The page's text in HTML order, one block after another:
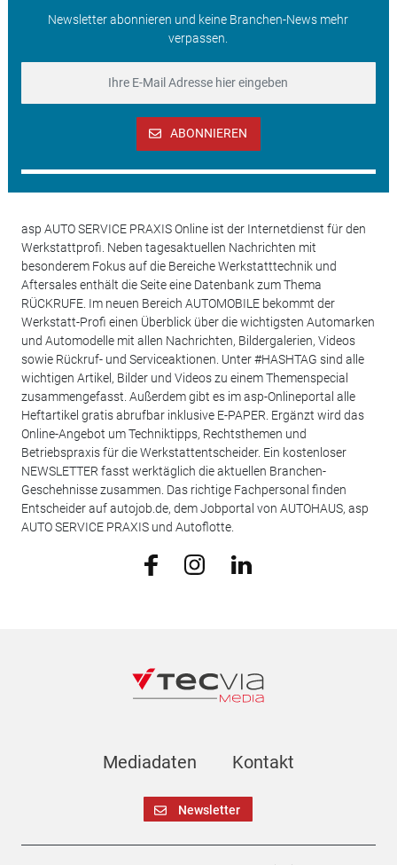
Newsletter abonnieren und keine Branchen-News mehr
verpassen.
ABONNIEREN
asp AUTO SERVICE PRAXIS Online ist der Internetdienst für den
Werkstattprofi. Neben tagesaktuellen Nachrichten mit
besonderem Fokus auf die Bereiche Werkstatttechnik und
Aftersales enthält die Seite eine Datenbank zum Thema
RÜCKRUFE. Im neuen Bereich AUTOMOBILE bekommt der
Werkstatt-Profi einen Überblick über die wichtigsten Automarken
und Automodelle mit allen Nachrichten, Bildergalerien, Videos
sowie Rückruf- und Serviceaktionen. Unter #HASHTAG sind alle
wichtigen Artikel, Bilder und Videos zu einem Themenspecial
zusammengefasst. Außerdem gibt es im asp-Onlineportal alle
Heftartikel gratis abrufbar inklusive E-PAPER. Ergänzt wird das
Online-Angebot um Techniktipps, Rechtsthemen und
Betriebspraxis für die Werkstattentscheider. Ein kostenloser
NEWSLETTER fasst werktäglich die aktuellen Branchen-
Geschehnisse zusammen. Das richtige Fachpersonal finden
Entscheider auf autojob.de, dem Jobportal von AUTOHAUS, asp
AUTO SERVICE PRAXIS und Autoflotte.
Mediadaten Kontakt
Newsletter